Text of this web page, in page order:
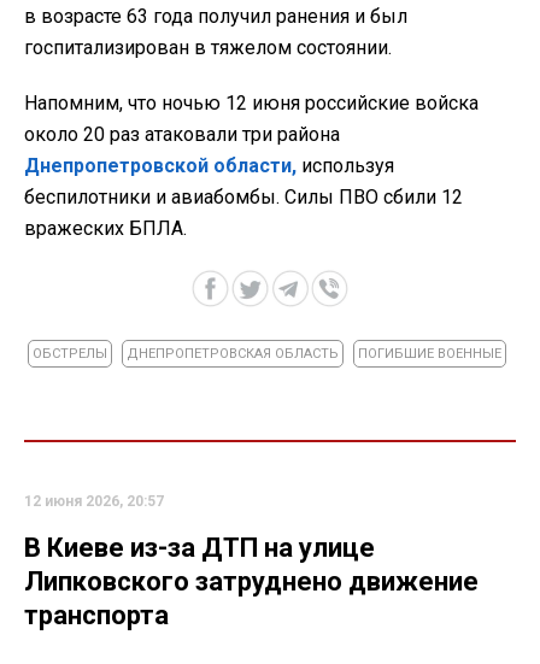
в возрасте 63 года получил ранения и был
госпитализирован в тяжелом состоянии.
Напомним, что ночью 12 июня российские войска
около 20 раз атаковали три района
Днепропетровской области, используя
беспилотники и авиабомбы. Силы ПВО сбили 12
вражеских БПЛА.
ОБСТРЕЛЫ ДНЕПРОПЕТРОВСКАЯ ОБЛАСТЬ ПОГИБШИЕ ВОЕННЫЕ
12 июня 2026, 20:57
В Киеве из-за ДТП на улице
Липковского затруднено движение
транспорта